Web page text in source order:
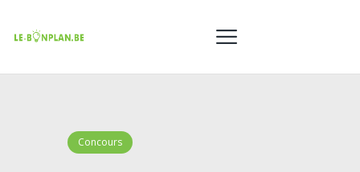
Concours